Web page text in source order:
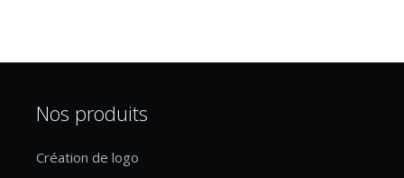
Nos produits
Création de logo